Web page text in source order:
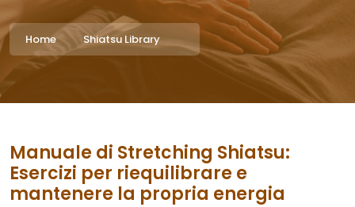
Home Shiatsu Library
Manuale di Stretching Shiatsu:
Esercizi per riequilibrare e
mantenere la propria energia